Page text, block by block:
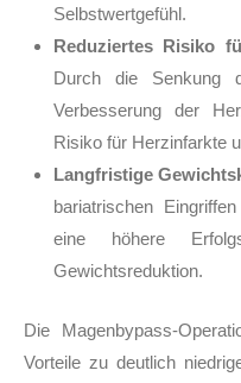
Selbstwertgefühl.
Reduziertes Risiko
Durch die Senkung
Verbesserung der
Risiko für Herzinfarkte
Langfristige
bariatrischen
eine höhere
Gewichtsreduktion.
Die Magenbypass-
Vorteile zu deutlich